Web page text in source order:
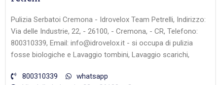
Pulizia Serbatoi Cremona - Idrovelox Team Petrelli, Indirizzo:
Via delle Industrie, 22, - 26100, - Cremona, - CR, Telefono:
800310339, Email: info@idrovelox.it - si occupa di pulizia
fosse biologiche e Lavaggio tombini, Lavaggio scarichi,
800310339
whatsapp